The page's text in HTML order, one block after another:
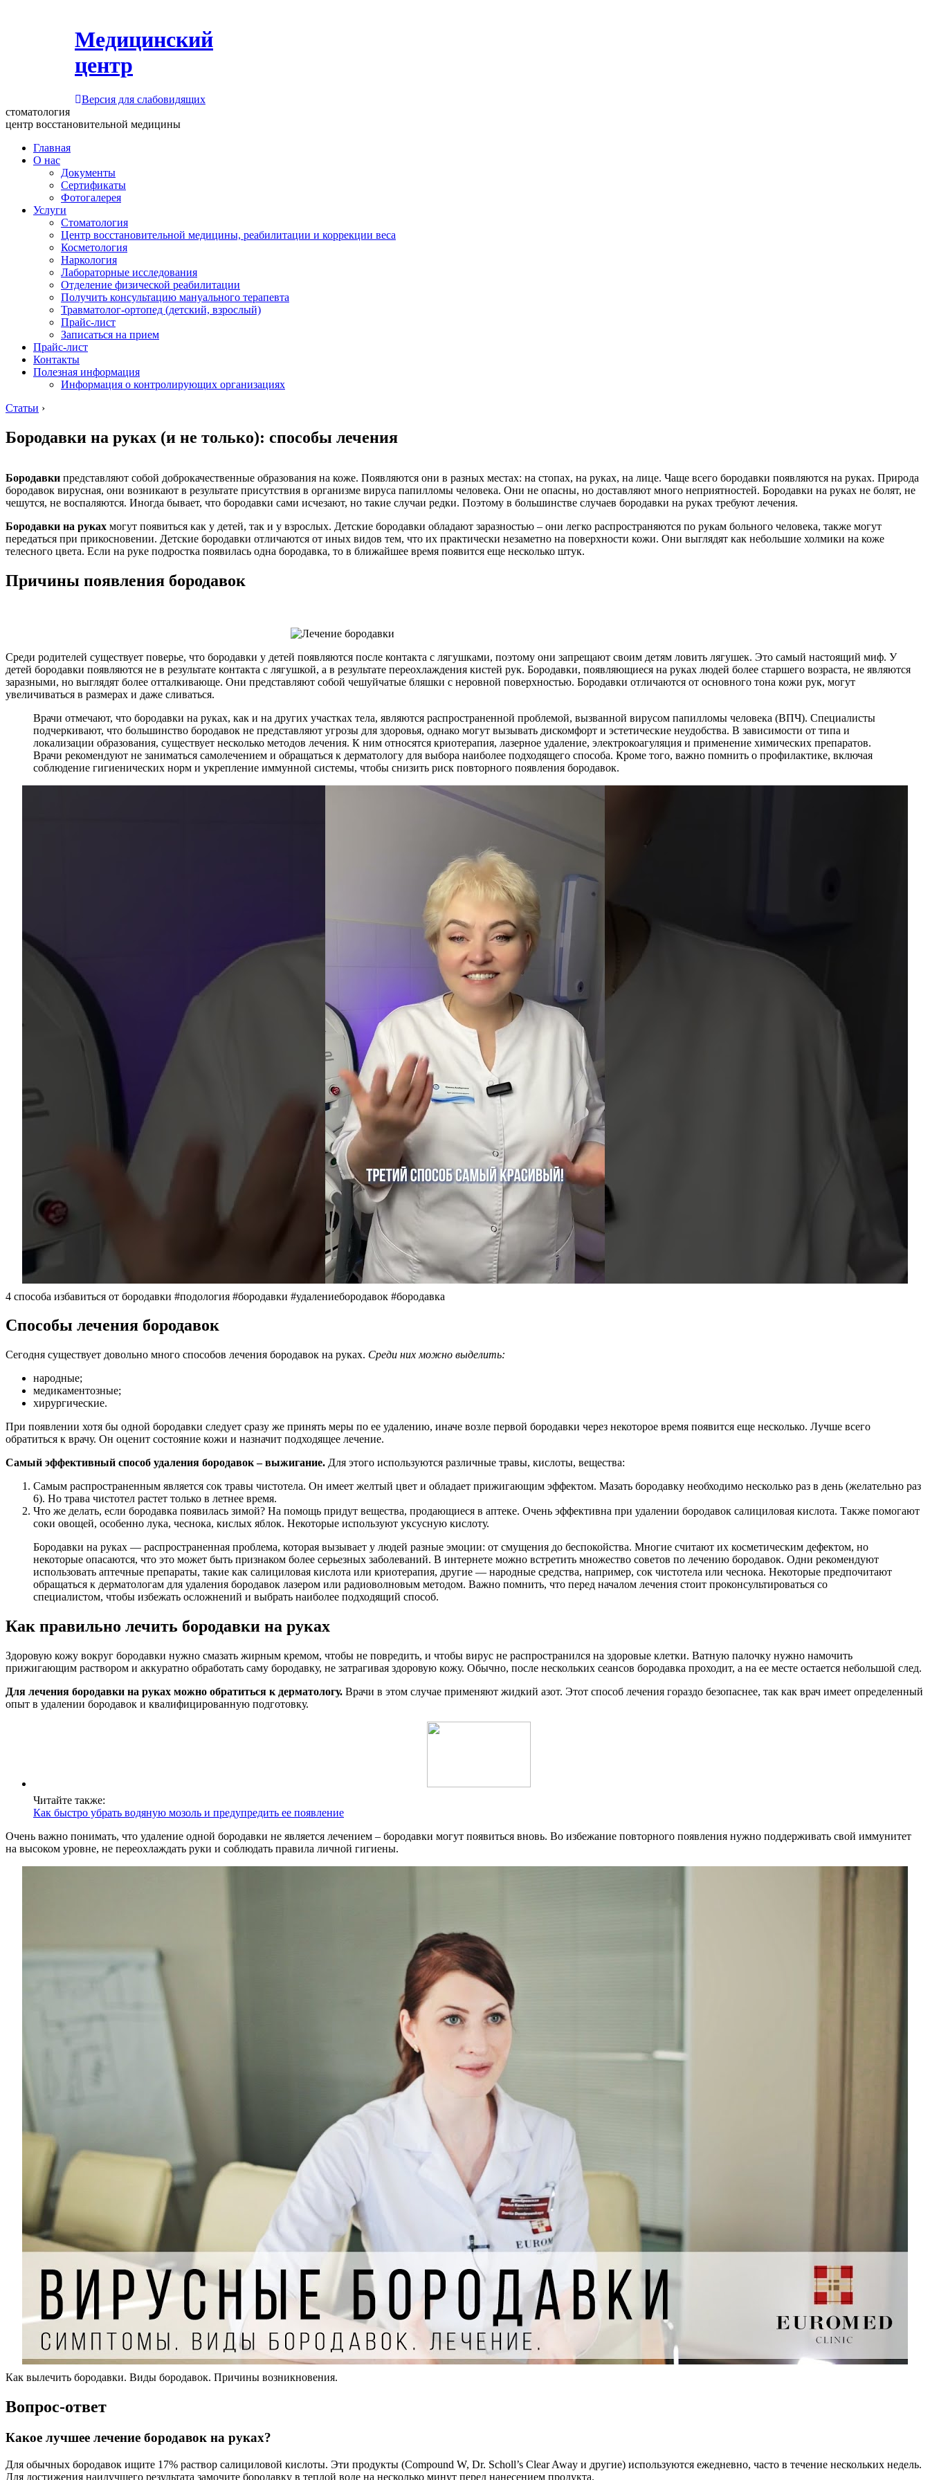
Медицинский
центр
Версия для слабовидящих
стоматология
центр восстановительной медицины
Главная
О нас
Документы
Сертификаты
Фотогалерея
Услуги
Стоматология
Центр восстановительной медицины, реабилитации и коррекции веса
Косметология
Наркология
Лабораторные исследования
Отделение физической реабилитации
Получить консультацию мануального терапевта
Травматолог-ортопед (детский, взрослый)
Прайс-лист
Записаться на прием
Прайс-лист
Контакты
Полезная информация
Информация о контролирующих организациях
Статьи ›
Бородавки на руках (и не только): способы лечения
Бородавки представляют собой доброкачественные образования на коже. Появляются они в разных местах: на стопах, на руках, на лице. Чаще всего бородавки появляются на руках. Природа
бородавок вирусная, они возникают в результате присутствия в организме вируса папилломы человека. Они не опасны, но доставляют много неприятностей. Бородавки на руках не болят, не
чешутся, не воспаляются. Иногда бывает, что бородавки сами исчезают, но такие случаи редки. Поэтому в большинстве случаев бородавки на руках требуют лечения.
Бородавки на руках могут появиться как у детей, так и у взрослых. Детские бородавки обладают заразностью – они легко распространяются по рукам больного человека, также могут
передаться при прикосновении. Детские бородавки отличаются от иных видов тем, что их практически незаметно на поверхности кожи. Они выглядят как небольшие холмики на коже
телесного цвета. Если на руке подростка появилась одна бородавка, то в ближайшее время появится еще несколько штук.
Причины появления бородавок
Среди родителей существует поверье, что бородавки у детей появляются после контакта с лягушками, поэтому они запрещают своим детям ловить лягушек. Это самый настоящий миф. У
детей бородавки появляются не в результате контакта с лягушкой, а в результате переохлаждения кистей рук. Бородавки, появляющиеся на руках людей более старшего возраста, не являются
заразными, но выглядят более отталкивающе. Они представляют собой чешуйчатые бляшки с неровной поверхностью. Бородавки отличаются от основного тона кожи рук, могут
увеличиваться в размерах и даже сливаться.
Врачи отмечают, что бородавки на руках, как и на других участках тела, являются распространенной проблемой, вызванной вирусом папилломы человека (ВПЧ). Специалисты
подчеркивают, что большинство бородавок не представляют угрозы для здоровья, однако могут вызывать дискомфорт и эстетические неудобства. В зависимости от типа и
локализации образования, существует несколько методов лечения. К ним относятся криотерапия, лазерное удаление, электрокоагуляция и применение химических препаратов.
Врачи рекомендуют не заниматься самолечением и обращаться к дерматологу для выбора наиболее подходящего способа. Кроме того, важно помнить о профилактике, включая
соблюдение гигиенических норм и укрепление иммунной системы, чтобы снизить риск повторного появления бородавок.
4 способа избавиться от бородавки #подология #бородавки #удалениебородавок #бородавка
Способы лечения бородавок
Сегодня существует довольно много способов лечения бородавок на руках. Среди них можно выделить:
народные;
медикаментозные;
хирургические.
При появлении хотя бы одной бородавки следует сразу же принять меры по ее удалению, иначе возле первой бородавки через некоторое время появится еще несколько. Лучше всего
обратиться к врачу. Он оценит состояние кожи и назначит подходящее лечение.
Самый эффективный способ удаления бородавок – выжигание. Для этого используются различные травы, кислоты, вещества:
Самым распространенным является сок травы чистотела. Он имеет желтый цвет и обладает прижигающим эффектом. Мазать бородавку необходимо несколько раз в день (желательно раз
6). Но трава чистотел растет только в летнее время.
Что же делать, если бородавка появилась зимой? На помощь придут вещества, продающиеся в аптеке. Очень эффективна при удалении бородавок салициловая кислота. Также помогают
соки овощей, особенно лука, чеснока, кислых яблок. Некоторые используют уксусную кислоту.
Бородавки на руках — распространенная проблема, которая вызывает у людей разные эмоции: от смущения до беспокойства. Многие считают их косметическим дефектом, но
некоторые опасаются, что это может быть признаком более серьезных заболеваний. В интернете можно встретить множество советов по лечению бородавок. Одни рекомендуют
использовать аптечные препараты, такие как салициловая кислота или криотерапия, другие — народные средства, например, сок чистотела или чеснока. Некоторые предпочитают
обращаться к дерматологам для удаления бородавок лазером или радиоволновым методом. Важно помнить, что перед началом лечения стоит проконсультироваться со
специалистом, чтобы избежать осложнений и выбрать наиболее подходящий способ.
Как правильно лечить бородавки на руках
Здоровую кожу вокруг бородавки нужно смазать жирным кремом, чтобы не повредить, и чтобы вирус не распространился на здоровые клетки. Ватную палочку нужно намочить
прижигающим раствором и аккуратно обработать саму бородавку, не затрагивая здоровую кожу. Обычно, после нескольких сеансов бородавка проходит, а на ее месте остается небольшой след.
Для лечения бородавки на руках можно обратиться к дерматологу. Врачи в этом случае применяют жидкий азот. Этот способ лечения гораздо безопаснее, так как врач имеет определенный
опыт в удалении бородавок и квалифицированную подготовку.
Читайте также:
Как быстро убрать водяную мозоль и предупредить ее появление
Очень важно понимать, что удаление одной бородавки не является лечением – бородавки могут появиться вновь. Во избежание повторного появления нужно поддерживать свой иммунитет
на высоком уровне, не переохлаждать руки и соблюдать правила личной гигиены.
Как вылечить бородавки. Виды бородавок. Причины возникновения.
Вопрос-ответ
Какое лучшее лечение бородавок на руках?
Для обычных бородавок ищите 17% раствор салициловой кислоты. Эти продукты (Compound W, Dr. Scholl’s Clear Away и другие) используются ежедневно, часто в течение нескольких недель.
Для достижения наилучшего результата замочите бородавку в теплой воде на несколько минут перед нанесением продукта.